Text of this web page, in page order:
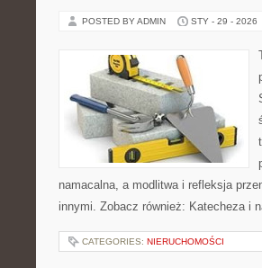
POSTED BY ADMIN STY - 29 - 2026
namacalna, a modlitwa i refleksja
innymi. Zobacz również: Katecheza i
CATEGORIES: NIERUCHOMOŚCI